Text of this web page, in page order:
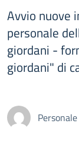
Avvio nuove
personale
giordani -
giordani" di